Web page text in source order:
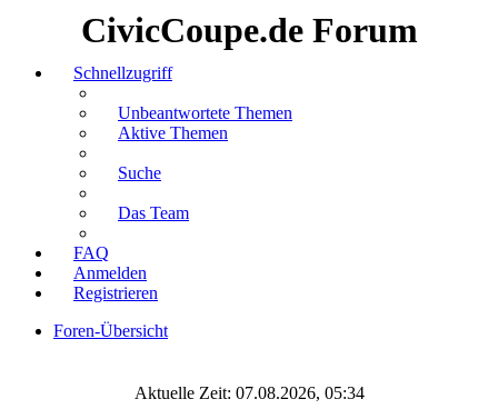
CivicCoupe.de Forum
Schnellzugriff
Unbeantwortete Themen
Aktive Themen
Suche
Das Team
FAQ
Anmelden
Registrieren
Foren-Übersicht
Aktuelle Zeit: 07.08.2026, 05:34